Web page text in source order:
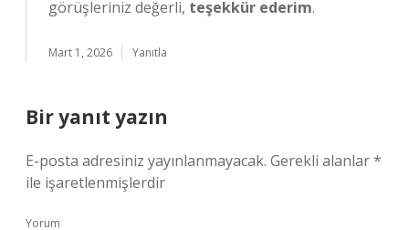
görüşleriniz değerli, teşekkür ederim.
Mart 1, 2026 Yanıtla
Bir yanıt yazın
E-posta adresiniz yayınlanmayacak. Gerekli alanlar*
ile işaretlenmişlerdir
Yorum